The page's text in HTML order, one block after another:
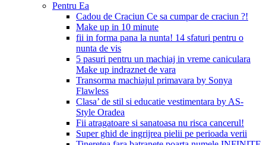
Pentru Ea
Cadou de Craciun Ce sa cumpar de craciun ?!
Make up in 10 minute
fii in forma pana la nunta! 14 sfaturi pentru o
nunta de vis
5 pasuri pentru un machiaj in vreme caniculara
Make up indraznet de vara
Transorma machiajul primavara by Sonya
Flawless
Clasa’ de stil si educatie vestimentara by AS-
Style Oradea
Fii atragatoare si sanatoasa nu risca cancerul!
Super ghid de ingrijrea pielii pe perioada verii